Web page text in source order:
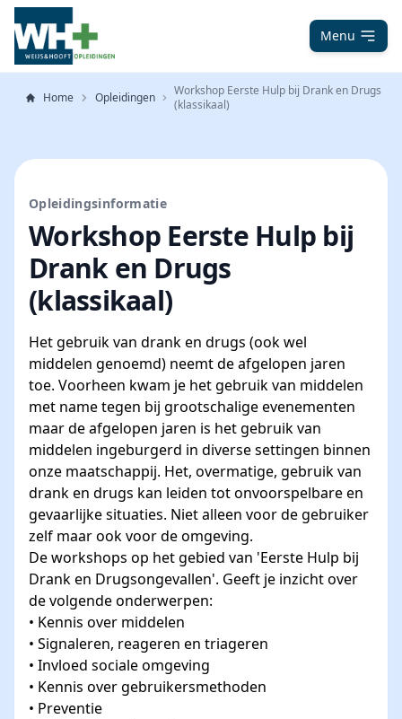
Menu
Home Opleidingen
Workshop Eerste Hulp bij Drank en Drugs
(klassikaal)
Opleidingsinformatie
Workshop Eerste Hulp bij
Drank en Drugs
(klassikaal)
Het gebruik van drank en drugs (ook wel
middelen genoemd) neemt de afgelopen jaren
toe. Voorheen kwam je het gebruik van middelen
met name tegen bij grootschalige evenementen
maar de afgelopen jaren is het gebruik van
middelen ingeburgerd in diverse settingen binnen
onze maatschappij. Het, overmatige, gebruik van
drank en drugs kan leiden tot onvoorspelbare en
gevaarlijke situaties. Niet alleen voor de gebruiker
zelf maar ook voor de omgeving.
De workshops op het gebied van 'Eerste Hulp bij
Drank en Drugsongevallen'. Geeft je inzicht over
de volgende onderwerpen:
• Kennis over middelen
• Signaleren, reageren en triageren
• Invloed sociale omgeving
• Kennis over gebruikersmethoden
• Preventie